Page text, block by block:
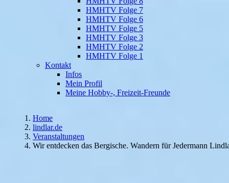
HMHTV Folge 7
HMHTV Folge 6
HMHTV Folge 5
HMHTV Folge 3
HMHTV Folge 2
HMHTV Folge 1
Kontakt
Infos
Mein Profil
Meine Hobby-, Freizeit-Freunde
Home
lindlar.de
Veranstaltungen
Wir entdecken das Bergische. Wandern für Jedermann